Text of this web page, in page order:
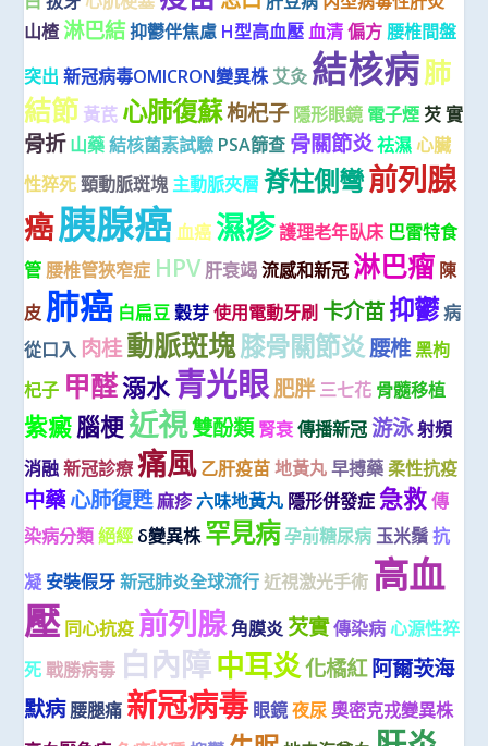
山楂 淋巴結 抑鬱伴焦慮 H型高血壓 血清 偏方 腰椎間盤
突出 新冠病毒OMICRON變異株 艾灸 結核病肺
結節 黃芪 心肺復蘇枸杞子 隱形眼鏡 電子煙 芡 實
骨折 山藥 結核菌素試驗 PSA篩查 骨關節炎祛濕 心臟
性猝死 頸動脈斑塊 主動脈夾層 脊柱側彎前列腺
癌胰腺癌 血癌 濕疹護理老年臥床 巴雷特食
管 腰椎管狹窄症 HPV 肝衰竭 流感和新冠 淋巴瘤 陳
皮 肺癌 白扁豆 穀芽 使用電動牙刷 卡介苗抑鬱病
從口入 肉桂動脈斑塊膝骨關節炎腰椎黑枸
杞子 甲醛溺水青光眼肥胖 三七花 骨髓移植
紫癜腦梗近視雙酚類 腎衰 傳播新冠 游泳射頻
消融 新冠診療 痛風 乙肝疫苗 地黃丸 早搏藥 柔性抗疫
中藥心肺復甦麻疹 六味地黃丸 隱形併發症 急救 傳
染病分類 絕經 δ變異株 罕見病孕前糖尿病 玉米鬚 抗
凝 安裝假牙 新冠肺炎全球流行 近視激光手術 高血
壓 同心抗疫 前列腺 角膜炎 芡實傳染病 心源性猝
死 戰勝病毒 白內障中耳炎化橘紅阿爾茨海
默病 腰腿痛 新冠病毒 眼鏡 夜尿 奧密克戎變異株